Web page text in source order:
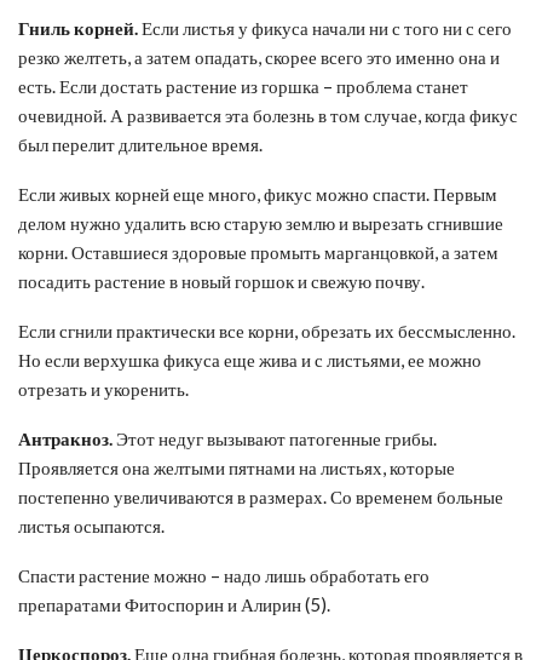
Гниль корней.Если листья у фикуса начали ни с того ни с сего
резко желтеть, а затем опадать, скорее всего это именно она и
есть. Если достать растение из горшка – проблема станет
очевидной. А развивается эта болезнь в том случае, когда фикус
был перелит длительное время.
Если живых корней еще много, фикус можно спасти. Первым
делом нужно удалить всю старую землю и вырезать сгнившие
корни. Оставшиеся здоровые промыть марганцовкой, а затем
посадить растение в новый горшок и свежую почву.
Если сгнили практически все корни, обрезать их бессмысленно.
Но если верхушка фикуса еще жива и с листьями, ее можно
отрезать и укоренить.
Антракноз.Этот недуг вызывают патогенные грибы.
Проявляется она желтыми пятнами на листьях, которые
постепенно увеличиваются в размерах. Со временем больные
листья осыпаются.
Спасти растение можно – надо лишь обработать его
препаратами Фитоспорин и Алирин (5).
Церкоспороз.Еще одна грибная болезнь, которая проявляется в